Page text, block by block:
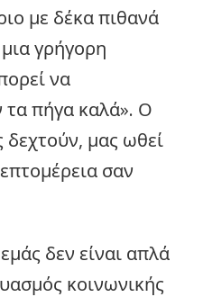
με δέκα πιθανά
γρήγορη
να
τα πήγα καλά». Ο
μας ωθεί
σαν
δεν είναι απλά
κοινωνικής